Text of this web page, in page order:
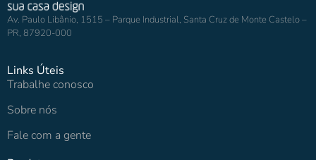
Av. Paulo Libânio, 1515 – Parque Industrial, Santa Cruz de Monte Castelo –
PR, 87920-000
Links Úteis
Trabalhe conosco
Sobre nós
Fale com a gente